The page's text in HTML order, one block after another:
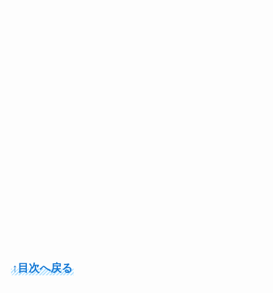
↑目次へ戻る